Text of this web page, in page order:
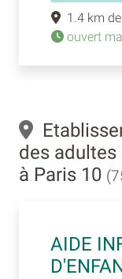
1.4 km
ouvert
des
à Paris 10
AIDE